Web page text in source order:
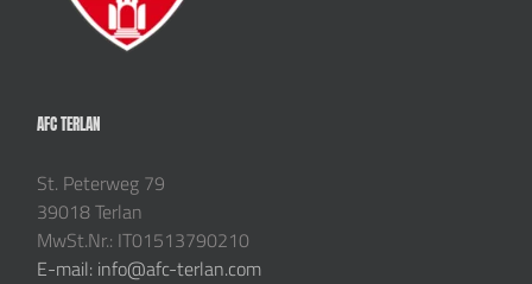
AFC TERLAN
St. Peterweg 79
39018 Terlan
MwSt.Nr.: IT01513790210
E-mail: info@afc-terlan.com